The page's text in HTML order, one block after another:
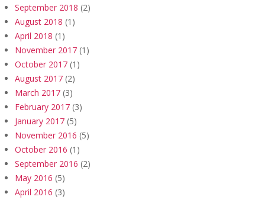
September 2018 (2)
August 2018 (1)
April 2018 (1)
November 2017 (1)
October 2017 (1)
August 2017 (2)
March 2017 (3)
February 2017 (3)
January 2017 (5)
November 2016 (5)
October 2016 (1)
September 2016 (2)
May 2016 (5)
April 2016 (3)